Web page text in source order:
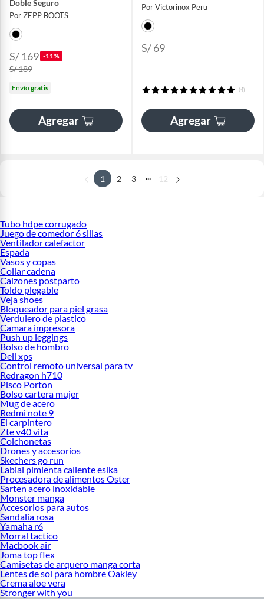
Doble Seguro
Por ZEPP BOOTS
S/ 169 -11%
S/ 189
Envíogratis
Agregar
Por Victorinox Peru
S/ 69
(4)
Agregar
1 2 3 12
Tubo hdpe corrugado
Juego de comedor 6 sillas
Ventilador calefactor
Espada
Vasos y copas
Collar cadena
Calzones postparto
Toldo plegable
Veja shoes
Bloqueador para piel grasa
Verdulero de plastico
Camara impresora
Push up leggings
Bolso de hombro
Dell xps
Control remoto universal para tv
Redragon h710
Pisco Porton
Bolso cartera mujer
Mug de acero
Redmi note 9
El carpintero
Zte v40 vita
Colchonetas
Drones y accesorios
Skechers go run
Labial pimienta caliente esika
Procesadora de alimentos Oster
Sarten acero inoxidable
Monster manga
Accesorios para autos
Sandalia rosa
Yamaha r6
Morral tactico
Macbook air
Joma top flex
Camisetas de arquero manga corta
Lentes de sol para hombre Oakley
Crema aloe vera
Stronger with you